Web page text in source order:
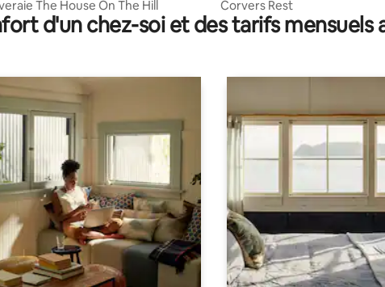
The House On The Hill
Corvers Rest
d'un chez-soi et des tarifs mensuels